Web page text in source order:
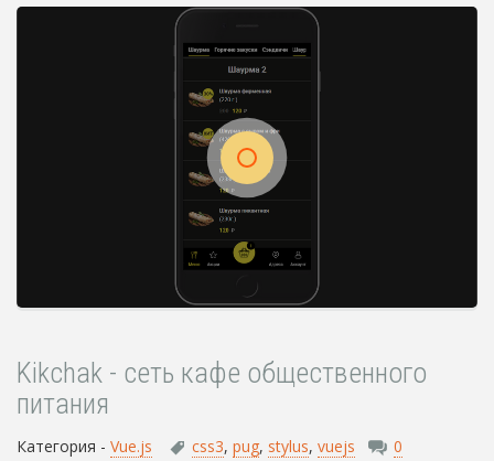
Kikchak - сеть кафе общественного
питания
Категория - Vue.js css3, pug, stylus, vuejs 0